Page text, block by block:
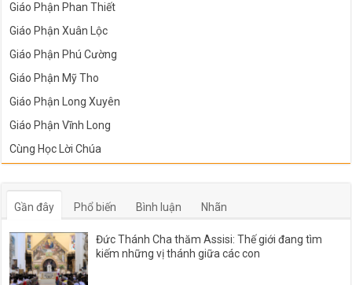
Giáo Phận Phan Thiết
Giáo Phận Xuân Lộc
Giáo Phận Phú Cường
Giáo Phận Mỹ Tho
Giáo Phận Long Xuyên
Giáo Phận Vĩnh Long
Cùng Học Lời Chúa
Gần đây Phổ biến Bình luận Nhãn
Đức Thánh Cha thăm Assisi: Thế giới đang tìm
kiếm những vị thánh giữa các con